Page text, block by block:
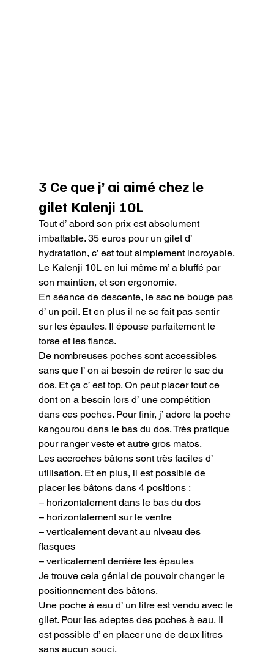
3 Ce que j’ ai aimé chez le
gilet Kalenji 10L
Tout d’ abord son prix est absolument
imbattable. 35 euros pour un gilet d’
hydratation, c’ est tout simplement incroyable.
Le Kalenji 10L en lui même m’ a bluffé par
son maintien, et son ergonomie.
En séance de descente, le sac ne bouge pas
d’ un poil. Et en plus il ne se fait pas sentir
sur les épaules. Il épouse parfaitement le
torse et les flancs.
De nombreuses poches sont accessibles
sans que l’ on ai besoin de retirer le sac du
dos. Et ça c’ est top. On peut placer tout ce
dont on a besoin lors d’ une compétition
dans ces poches. Pour finir, j’ adore la poche
kangourou dans le bas du dos. Très pratique
pour ranger veste et autre gros matos.
Les accroches bâtons sont très faciles d’
utilisation. Et en plus, il est possible de
placer les bâtons dans 4 positions :
– horizontalement dans le bas du dos
– horizontalement sur le ventre
– verticalement devant au niveau des
flasques
– verticalement derrière les épaules
Je trouve cela génial de pouvoir changer le
positionnement des bâtons.
Une poche à eau d’ un litre est vendu avec le
gilet. Pour les adeptes des poches à eau, Il
est possible d’ en placer une de deux litres
sans aucun souci.